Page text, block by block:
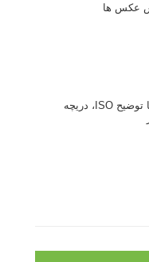
درک نوردهی – همراه با توضیح ISO، دریچه